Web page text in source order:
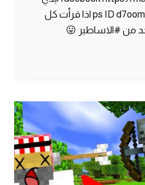
البلايستيشن | ps ID d7oomy999HD اذا قرأت كل
من #الاساطير 😛